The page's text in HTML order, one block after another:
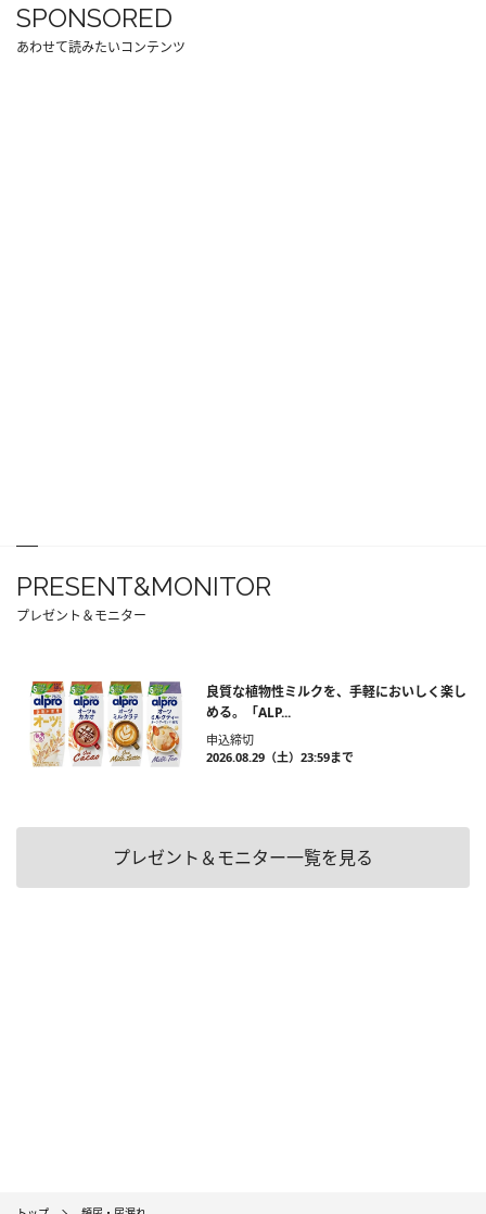
SPONSORED
あわせて読みたいコンテンツ
PRESENT&MONITOR
プレゼント＆モニター
良質な植物性ミルクを、手軽においしく楽し
める。「ALP...
申込締切
2026.08.29（土）23:59まで
プレゼント＆モニター一覧を見る